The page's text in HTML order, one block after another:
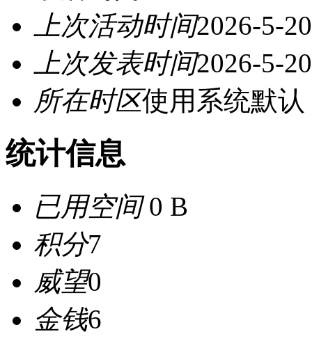
上次活动时间2026-5-
上次发表时间2026-5-
所在时区使用系统默认
统计信息
已用空间0 B
积分7
威望0
金钱6